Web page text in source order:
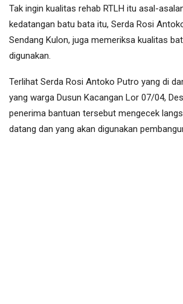
Tak ingin kualitas rehab RTLH itu asal-
kedatangan batu bata itu, Serda Rosi
Sendang Kulon, juga memeriksa kualitas
digunakan.
Terlihat Serda Rosi Antoko Putro yang di
yang warga Dusun Kacangan Lor 07/04,
penerima bantuan tersebut mengecek
datang dan yang akan digunakan